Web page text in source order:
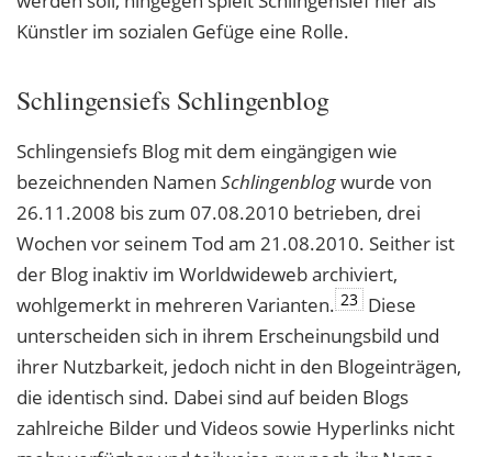
Künstler im sozialen Gefüge eine Rolle.
Schlingensiefs Schlingenblog
Schlingensiefs Blog mit dem eingängigen wie
bezeichnenden Namen Schlingenblogwurde von
26.11.2008 bis zum 07.08.2010 betrieben, drei
Wochen vor seinem Tod am 21.08.2010. Seither ist
der Blog inaktiv im Worldwideweb archiviert,
wohlgemerkt in mehreren Varianten. 23 Diese
unterscheiden sich in ihrem Erscheinungsbild und
ihrer Nutzbarkeit, jedoch nicht in den Blogeinträgen,
die identisch sind. Dabei sind auf beiden Blogs
zahlreiche Bilder und Videos sowie Hyperlinks nicht